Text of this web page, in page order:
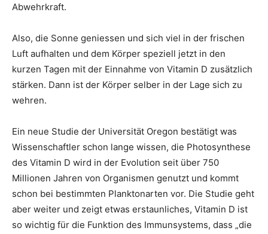
Abwehrkraft.
Also, die Sonne geniessen und sich viel in der frischen
Luft aufhalten und dem Körper speziell jetzt in den
kurzen Tagen mit der Einnahme von Vitamin D zusätzlich
stärken. Dann ist der Körper selber in der Lage sich zu
wehren.
Ein neue Studie der Universität Oregon bestätigt was
Wissenschaftler schon lange wissen, die Photosynthese
des Vitamin D wird in der Evolution seit über 750
Millionen Jahren von Organismen genutzt und kommt
schon bei bestimmten Planktonarten vor. Die Studie geht
aber weiter und zeigt etwas erstaunliches, Vitamin D ist
so wichtig für die Funktion des Immunsystems, dass „die